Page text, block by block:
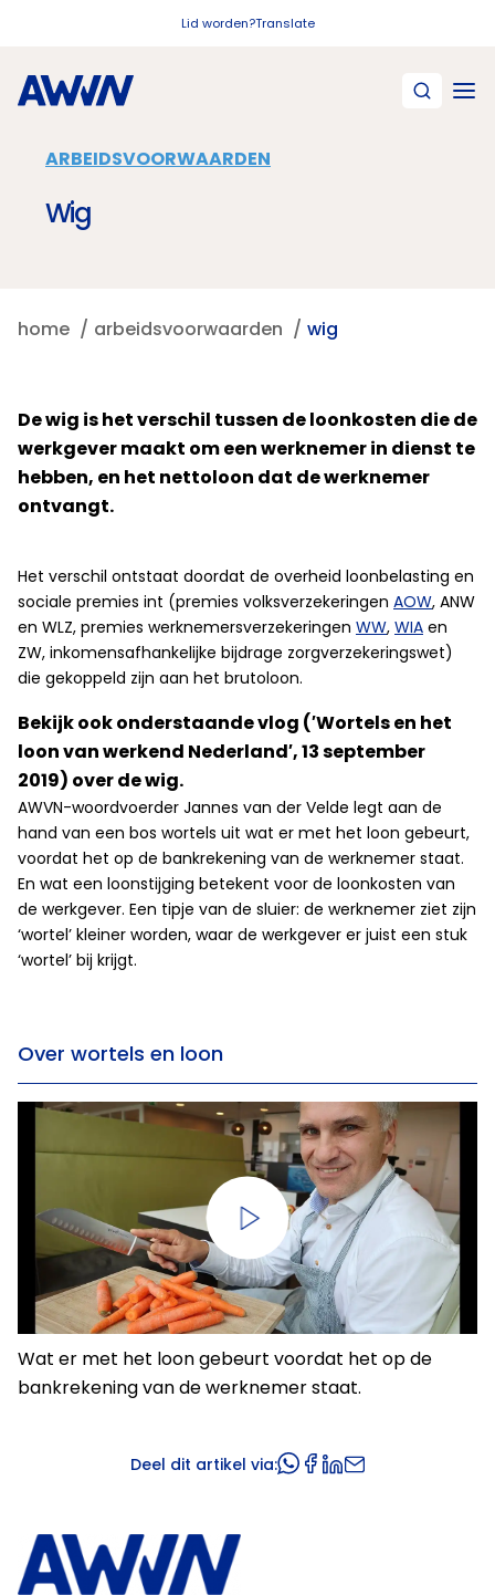
Lid worden?Translate
ARBEIDSVOORWAARDEN
Wig
home arbeidsvoorwaarden wig
De wig is het verschil tussen de loonkosten die de
werkgever maakt om een werknemer in dienst te
hebben, en het nettoloon dat de werknemer
ontvangt.
Het verschil ontstaat doordat de overheid loonbelasting en
sociale premies int (premies volksverzekeringen AOW, ANW
en WLZ, premies werknemersverzekeringen WW, WIA en
ZW, inkomensafhankelijke bijdrage zorgverzekeringswet)
die gekoppeld zijn aan het brutoloon.
Bekijk ook onderstaande vlog (′Wortels en het
loon van werkend Nederland′, 13 september
2019) over de wig.
AWVN-woordvoerder Jannes van der Velde legt aan de
hand van een bos wortels uit wat er met het loon gebeurt,
voordat het op de bankrekening van de werknemer staat.
En wat een loonstijging betekent voor de loonkosten van
de werkgever. Een tipje van de sluier: de werknemer ziet zijn
‘wortel’ kleiner worden, waar de werkgever er juist een stuk
‘wortel’ bij krijgt.
Over wortels en loon
Wat er met het loon gebeurt voordat het op de
bankrekening van de werknemer staat.
Deel dit artikel via: